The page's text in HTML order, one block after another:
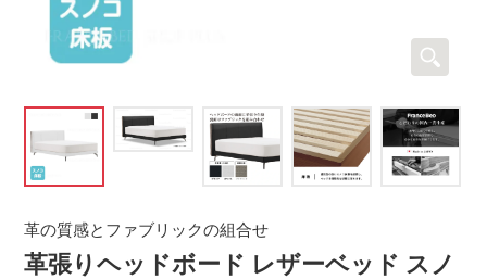
革張りヘッドボード レザーベッド スノ
革の質感とファブリックの組合せ